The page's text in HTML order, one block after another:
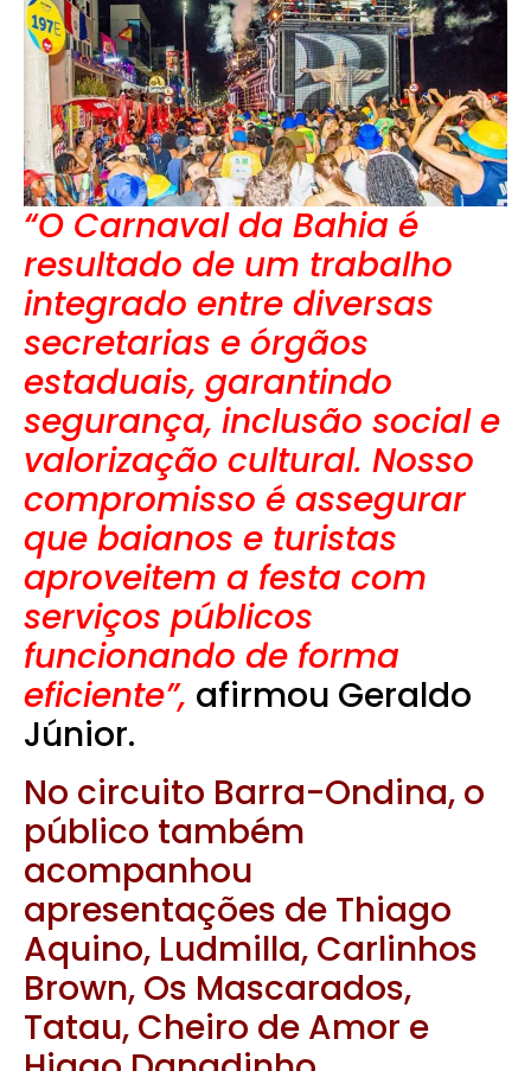
“O Carnaval da Bahia é
resultado de um trabalho
integrado entre diversas
secretarias e órgãos
estaduais, garantindo
segurança, inclusão social e
valorização cultural. Nosso
compromisso é assegurar
que baianos e turistas
aproveitem a festa com
serviços públicos
funcionando de forma
eficiente”, afirmou Geraldo
Júnior.
No circuito Barra-Ondina, o
público também
acompanhou
apresentações de Thiago
Aquino, Ludmilla, Carlinhos
Brown, Os Mascarados,
Tatau, Cheiro de Amor e